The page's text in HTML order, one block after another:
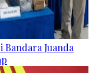
Bandara Juanda